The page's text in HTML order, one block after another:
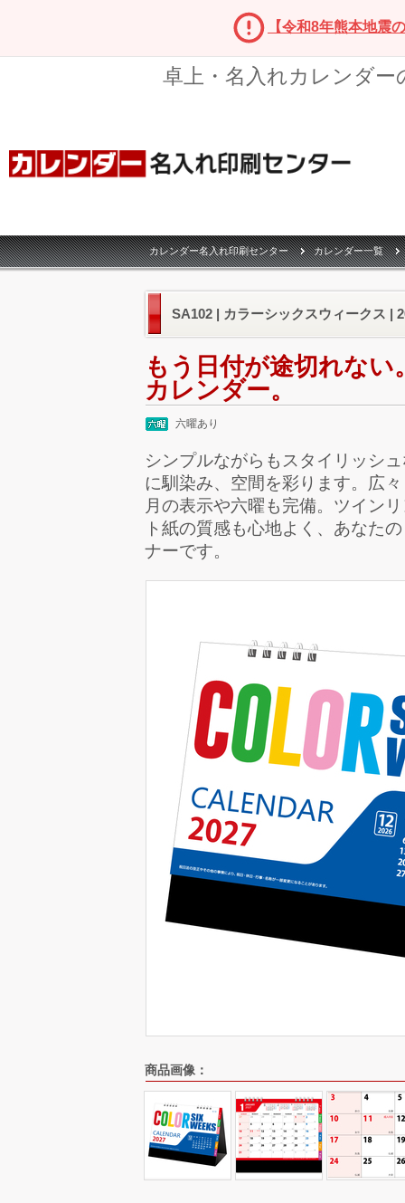
【令和8年熊本地震
卓上・名入れカレンダ
カレンダー名入れ印刷センター カレンダー一覧
SA102 | カラーシックスウィークス |
もう日付が途切れな
カレンダー。
六曜あり
シンプルながらもスタイリッシ
に馴染み、空間を彩ります。広
月の表示や六曜も完備。ツイン
ト紙の質感も心地よく、あなた
ナーです。
商品画像：